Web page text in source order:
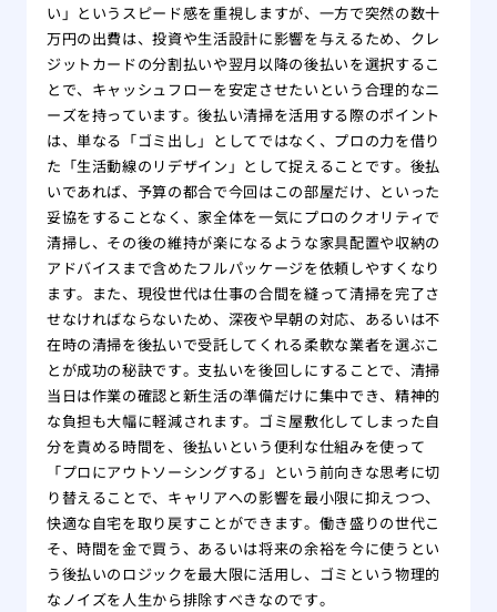
い」というスピード感を重視しますが、一方で突然の数十
万円の出費は、投資や生活設計に影響を与えるため、クレ
ジットカードの分割払いや翌月以降の後払いを選択するこ
とで、キャッシュフローを安定させたいという合理的なニ
ーズを持っています。後払い清掃を活用する際のポイント
は、単なる「ゴミ出し」としてではなく、プロの力を借り
た「生活動線のリデザイン」として捉えることです。後払
いであれば、予算の都合で今回はこの部屋だけ、といった
妥協をすることなく、家全体を一気にプロのクオリティで
清掃し、その後の維持が楽になるような家具配置や収納の
アドバイスまで含めたフルパッケージを依頼しやすくなり
ます。また、現役世代は仕事の合間を縫って清掃を完了さ
せなければならないため、深夜や早朝の対応、あるいは不
在時の清掃を後払いで受託してくれる柔軟な業者を選ぶこ
とが成功の秘訣です。支払いを後回しにすることで、清掃
当日は作業の確認と新生活の準備だけに集中でき、精神的
な負担も大幅に軽減されます。ゴミ屋敷化してしまった自
分を責める時間を、後払いという便利な仕組みを使って
「プロにアウトソーシングする」という前向きな思考に切
り替えることで、キャリアへの影響を最小限に抑えつつ、
快適な自宅を取り戻すことができます。働き盛りの世代こ
そ、時間を金で買う、あるいは将来の余裕を今に使うとい
う後払いのロジックを最大限に活用し、ゴミという物理的
なノイズを人生から排除すべきなのです。